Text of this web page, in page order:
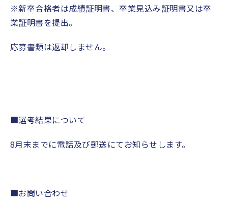
※新卒合格者は成績証明書、卒業見込み証明書又は卒
業証明書を提出。
応募書類は返却しません。
■選考結果について
8月末までに電話及び郵送にてお知らせします。
■お問い合わせ